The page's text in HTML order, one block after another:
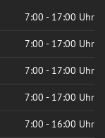
7:00 - 17:00 Uhr
7:00 - 17:00 Uhr
7:00 - 17:00 Uhr
7:00 - 17:00 Uhr
7:00 - 16:00 Uhr